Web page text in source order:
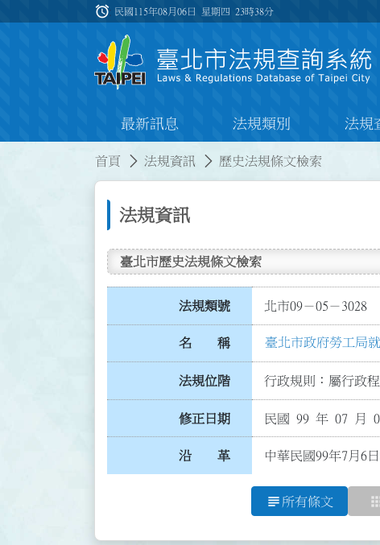
:::
alarm 民國115年08月06日 星期四23時38分
最新訊息 法規類別 法規
首頁 法規資訊 歷史法規條文檢索
法規資訊
臺北市歷史法規條文檢索
法規類號 北市09－05－3028
名 稱 臺北市政府勞工局
法規位階 行政規則：屬行政
修正日期 民國 99 年 07 月
沿 革 中華民國99年7月6
subject 所有條文